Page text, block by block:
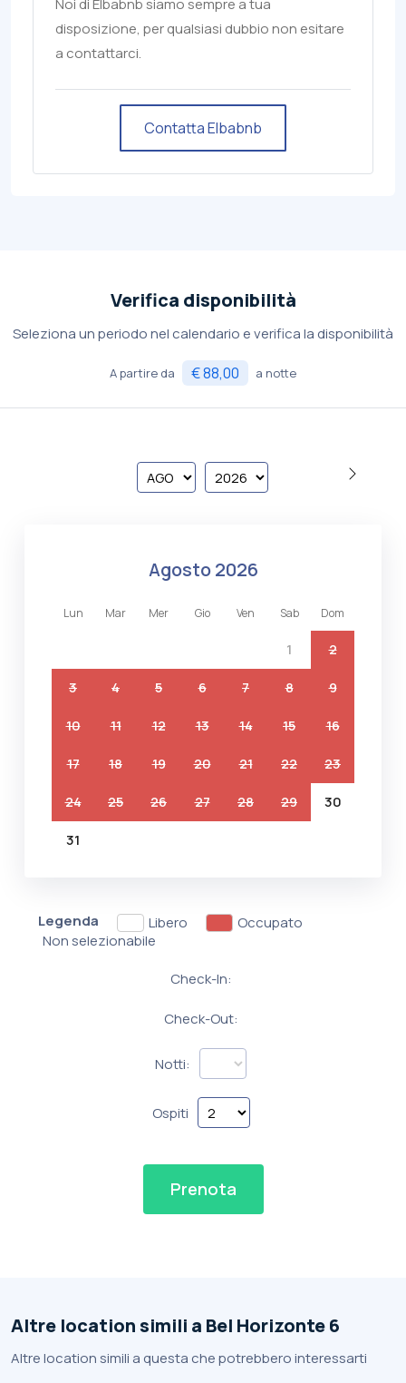
Noi di Elbabnb siamo sempre a tua
disposizione, per qualsiasi dubbio non esitare
a contattarci.
Contatta Elbabnb
Verifica disponibilità
Seleziona un periodo nel calendario e verifica la disponibilità
A partire da € 88,00 a notte
agosto 2026
lun mar mer gio ven sab dom
1 2
3 4 5 6 7 8 9
10 11 12 13 14 15 16
17 18 19 20 21 22 23
24 25 26 27 28 29 30
31
Legenda Libero
Occupato
Non selezionabile
Check-In:
Check-Out:
Notti:
Ospiti
Prenota
Altre location simili a Bel Horizonte 6
Altre location simili a questa che potrebbero interessarti